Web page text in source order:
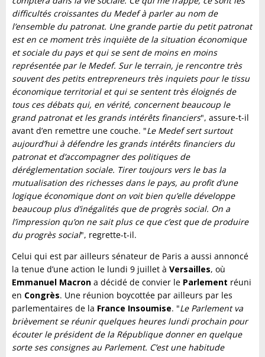
difficultés croissantes du Medef à parler au nom de
l’ensemble du patronat. Une grande partie du petit patronat
est en ce moment très inquiète de la situation économique
et sociale du pays et qui se sent de moins en moins
représentée par le Medef. Sur le terrain, je rencontre très
souvent des petits entrepreneurs très inquiets pour le tissu
économique territorial et qui se sentent très éloignés de
tous ces débats qui, en vérité, concernent beaucoup le
grand patronat et les grands intérêts financiers", assure-t-il
avant d’en remettre une couche. "Le Medef sert surtout
aujourd’hui à défendre les grands intérêts financiers du
patronat et d’accompagner des politiques de
déréglementation sociale. Tirer toujours vers le bas la
mutualisation des richesses dans le pays, au profit d’une
logique économique dont on voit bien qu’elle développe
beaucoup plus d’inégalités que de progrès social. On a
l’impression qu’on ne sait plus ce que c’est que de produire
du progrès social", regrette-t-il.
Celui qui est par ailleurs sénateur de Paris a aussi annoncé
la tenue d’une action le lundi 9 juillet à Versailles, où
Emmanuel Macron a décidé de convier le Parlement réuni
en Congrès. Une réunion boycottée par ailleurs par les
parlementaires de la France Insoumise. "Le Parlement va
brièvement se réunir quelques heures lundi prochain pour
écouter le président de la République donner en quelque
sorte ses consignes au Parlement. C’est une habitude